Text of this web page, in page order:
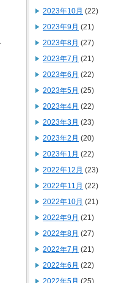
2023年10月 (22)
2023年9月 (21)
2023年8月 (27)
2023年7月 (21)
2023年6月 (22)
2023年5月 (25)
2023年4月 (22)
2023年3月 (23)
2023年2月 (20)
2023年1月 (22)
2022年12月 (23)
2022年11月 (22)
2022年10月 (21)
2022年9月 (21)
2022年8月 (27)
2022年7月 (21)
2022年6月 (22)
2022年5月 (25)